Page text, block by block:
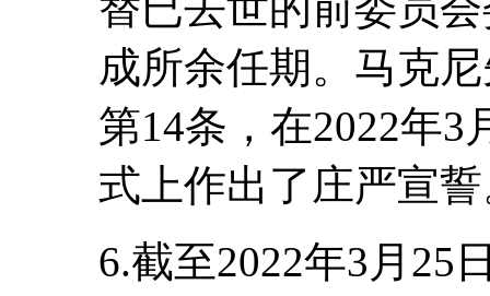
成所余任期。马克
第14条，在2022年3
式上作出了庄严宣
6.截至2022年3月25